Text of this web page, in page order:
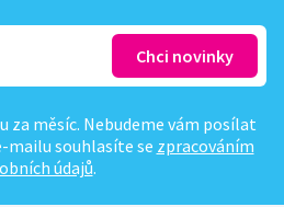
za měsíc. Nebudeme vám posílat
mailu souhlasíte se zpracováním
údajů.